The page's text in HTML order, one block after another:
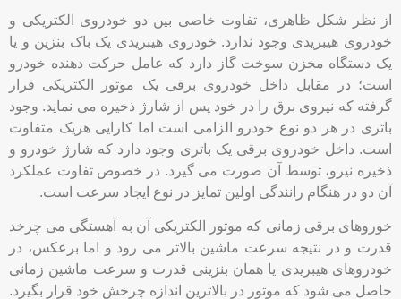
از نظر شکل ظاهری، تفاوت خاصی بین دو خودروی الکتریکی و
خودروی هیبریدی وجود ندارد. خودروی هیبریدی یک باک بنزین و یا
یک دستگاه مخزن سوخت گاز دارد که عامل حرکت دهنده خودرو
است؛ در مقابل داخل خودروی برقی یک موتور الکتریکی قرار
گرفته که نیروی برق را در خود پس از شارژ ذخیره می نماید. وجود
باتری در هر دو نوع خودرو الزامی است اما کارایی هریک متفاوت
است. داخل خودروی برقی یک باتری وجود دارد که شارژ خودرو و
ذخیره نیرو، توسط آن صورت می گیرد. در خصوص تفاوت عملکرد
آن دو در هنگام رانندگی اولین تمایز در نوع ایجاد سرعت است.
خوروهای برقی زمانی که موتور الکتریکی آن به آهستگی می چرخد
قدرت و در نتیجه سرعت ماشین بالاتر می رود و اما برعکس، در
خودروهای هیبریدی یا همان بنزینی قدرت و سرعت ماشین زمانی
حاصل می شود که موتور در بالاترین اندازه چرخش خود قرار بگیرد.